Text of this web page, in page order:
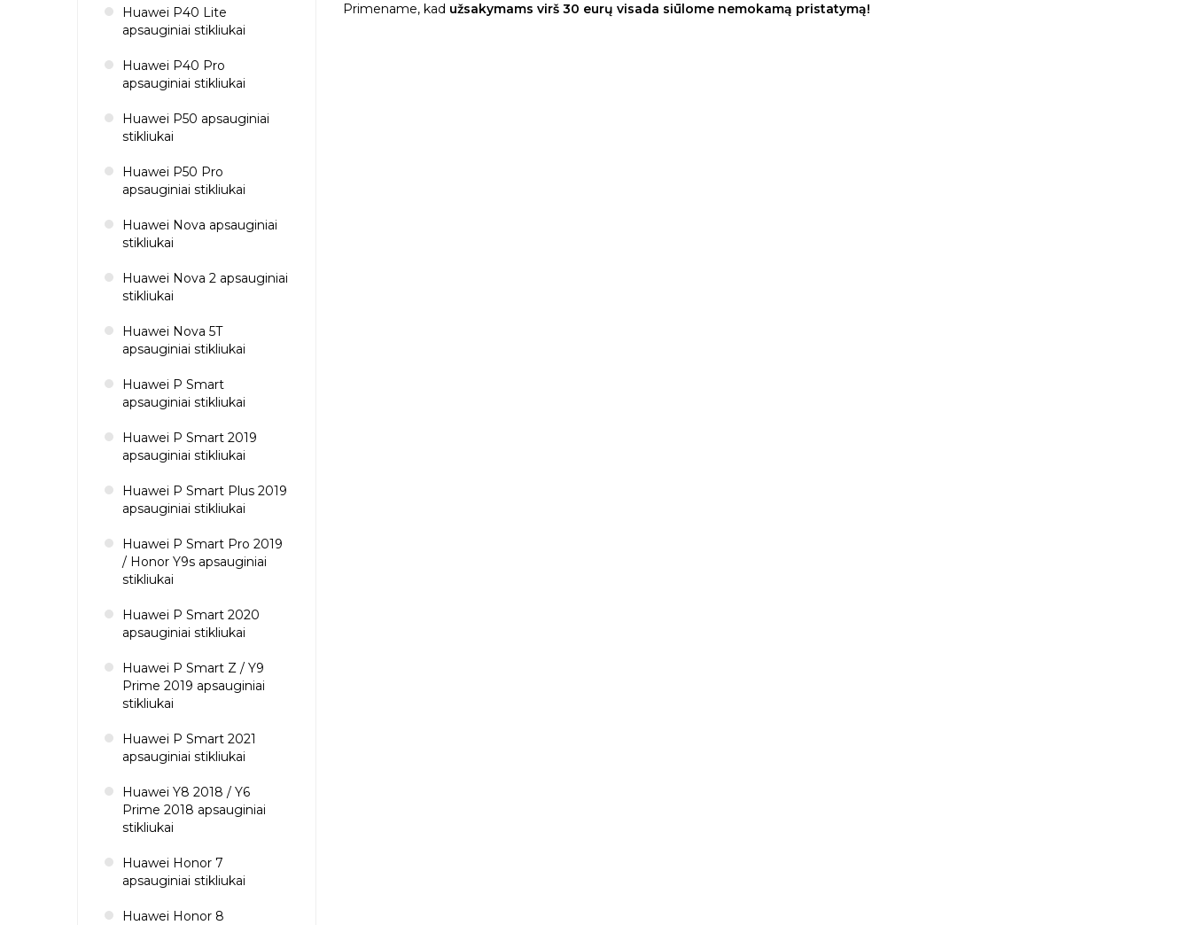
Huawei P40 Lite
apsauginiai stikliukai
Huawei P40 Pro
apsauginiai stikliukai
Huawei P50 apsauginiai
stikliukai
Huawei P50 Pro
apsauginiai stikliukai
Huawei Nova apsauginiai
stikliukai
Huawei Nova 2 apsauginiai
stikliukai
Huawei Nova 5T
apsauginiai stikliukai
Huawei P Smart
apsauginiai stikliukai
Huawei P Smart 2019
apsauginiai stikliukai
Huawei P Smart Plus 2019
apsauginiai stikliukai
Huawei P Smart Pro 2019
/ Honor Y9s apsauginiai
stikliukai
Huawei P Smart 2020
apsauginiai stikliukai
Huawei P Smart Z / Y9
Prime 2019 apsauginiai
stikliukai
Huawei P Smart 2021
apsauginiai stikliukai
Huawei Y8 2018 / Y6
Prime 2018 apsauginiai
stikliukai
Huawei Honor 7
apsauginiai stikliukai
Huawei Honor 8
Primename, kad užsakymams virš 30 eurų visada siūlome nemokamą pristatymą!